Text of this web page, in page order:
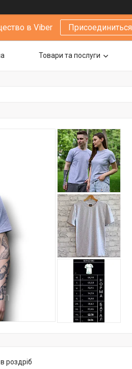
в Viber Присоединиться
Товари та послуги
роздріб